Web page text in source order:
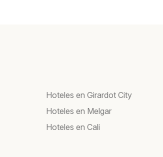
Hoteles en Girardot City
Hoteles en Melgar
Hoteles en Cali